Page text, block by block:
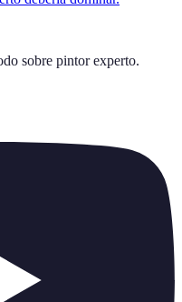
sobre pintor experto.